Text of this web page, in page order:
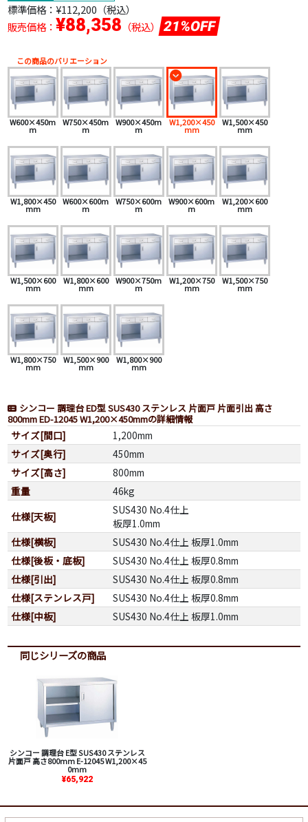
標準価格： ¥112,200（税込）
販売価格： ¥88,358 （税込） 21%OFF
この商品のバリエーション
W600×450m
m
W750×450m
m
W900×450m
m
W1,200×450
mm
W1,500×450
mm
W1,800×450
mm
W600×600m
m
W750×600m
m
W900×600m
m
W1,200×600
mm
W1,500×600
mm
W1,800×600
mm
W900×750m
m
W1,200×750
mm
W1,500×750
mm
W1,800×750
mm
W1,500×900
mm
W1,800×900
mm
シンコー 調理台 ED型 SUS430 ステンレス 片面戸 片面引出 高さ
800mm ED-12045 W1,200×450mmの詳細情報
サイズ[間口]
1,200mm
サイズ[奥行]
450mm
サイズ[高さ]
800mm
重量
46kg
仕様[天板]
SUS430 No.4仕上
板厚1.0mm
仕様[横板]
SUS430 No.4仕上 板厚1.0mm
仕様[後板・底板]
SUS430 No.4仕上 板厚0.8mm
仕様[引出]
SUS430 No.4仕上 板厚0.8mm
仕様[ステンレス戸]
SUS430 No.4仕上 板厚0.8mm
仕様[中板]
SUS430 No.4仕上 板厚1.0mm
同じシリーズの商品
シンコー 調理台 E型 SUS430 ステンレス
片面戸 高さ800mm E-12045 W1,200×45
0mm
¥65,922